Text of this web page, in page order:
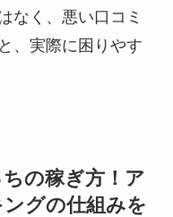
なく、悪い口コミ
、実際に困りやす
の稼ぎ方！ア
グの仕組みを